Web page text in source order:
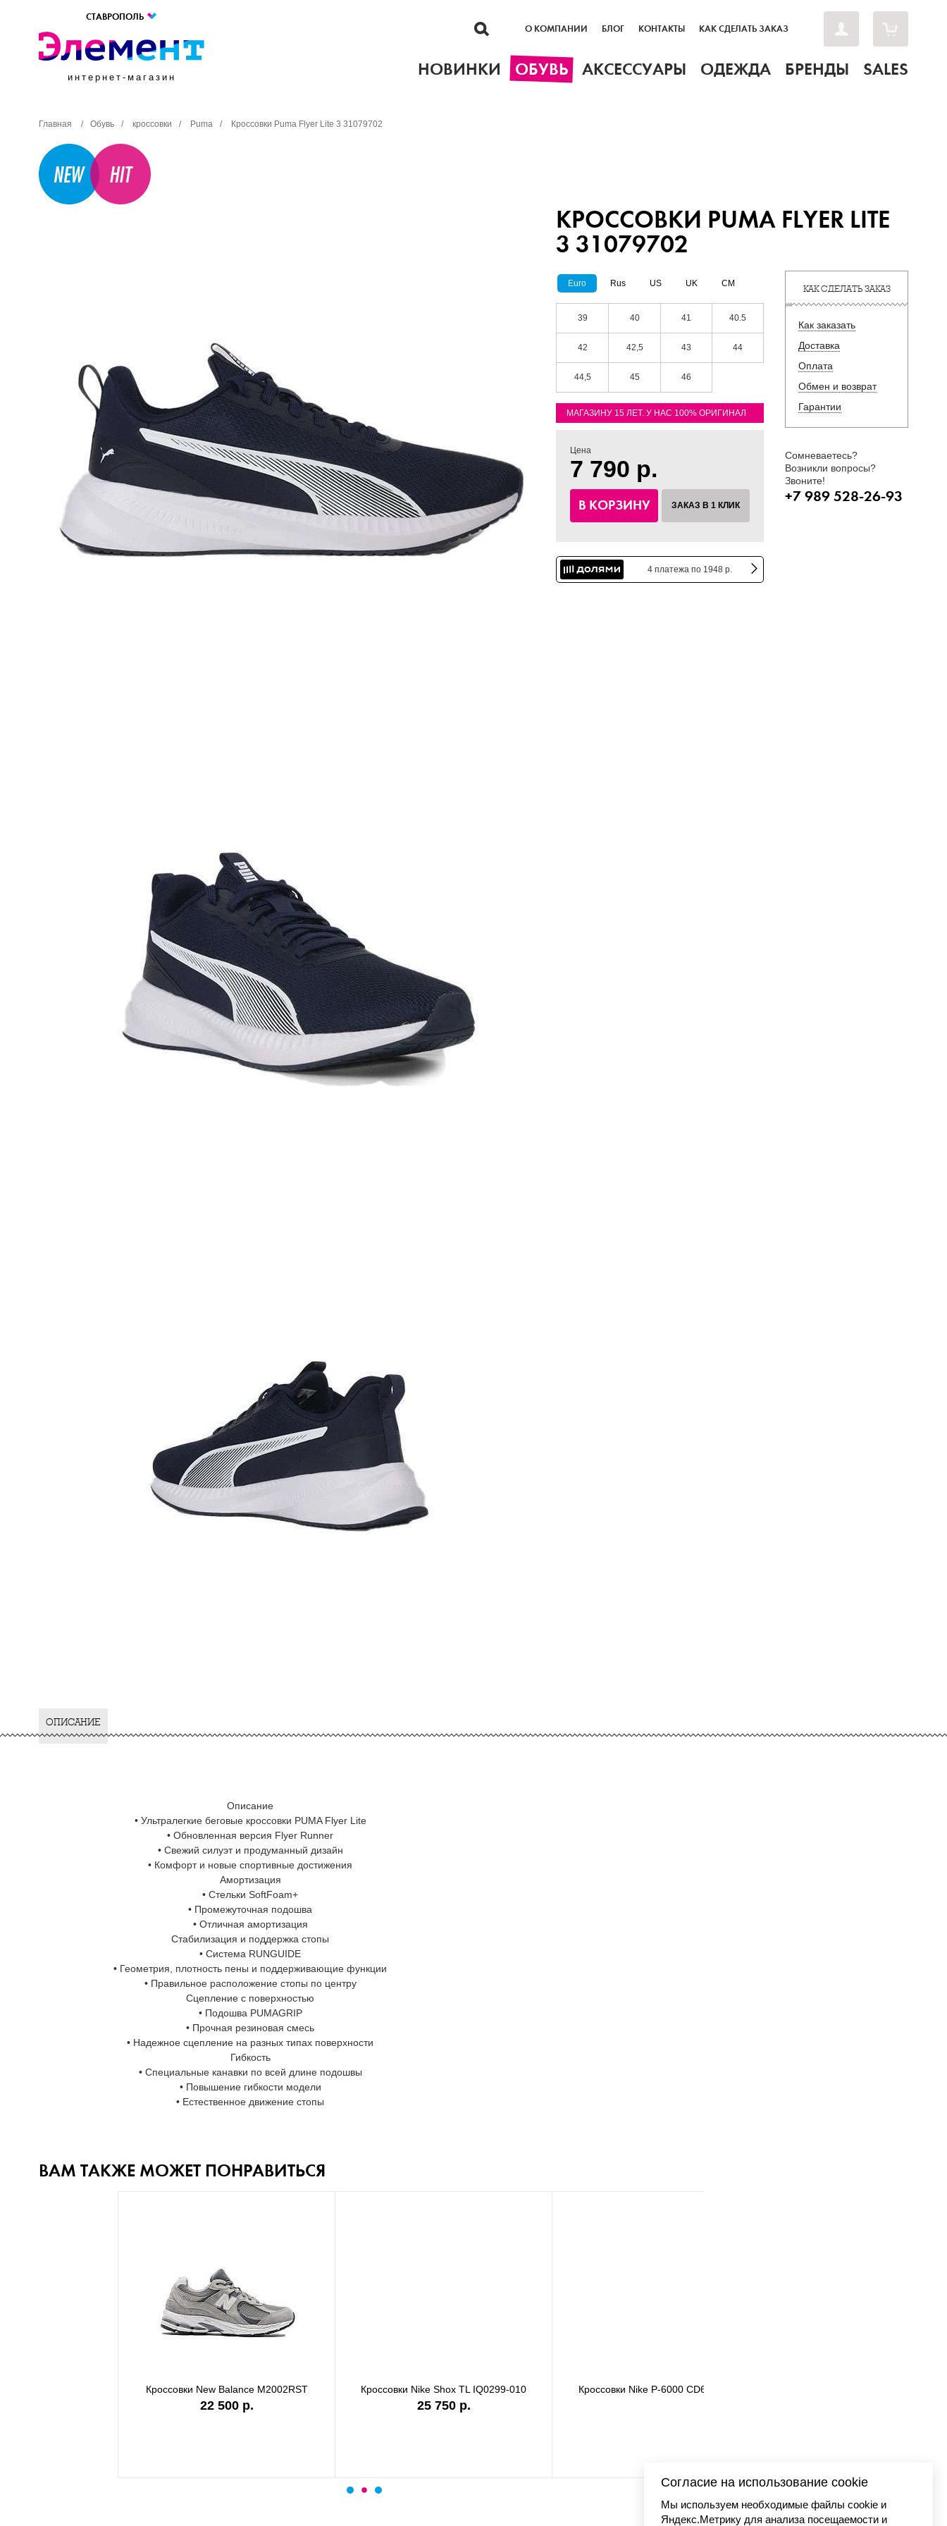
СТАВРОПОЛЬ
интернет-магазин
О КОМПАНИИ БЛОГ КОНТАКТЫ КАК СДЕЛАТЬ ЗАКАЗ
НОВИНКИ ОБУВЬ АКСЕССУАРЫ ОДЕЖДА БРЕНДЫ SALES
Главная / Обувь / кроссовки / Puma / Кроссовки Puma Flyer Lite 3 31079702
КРОССОВКИ PUMA FLYER LITE
3 31079702
Euro Rus US UK CM
39 40 41 40.5
42 42,5 43 44
44,5 45 46
МАГАЗИНУ 15 ЛЕТ. У НАС 100% ОРИГИНАЛ
Цена
7 790 р.
В КОРЗИНУ ЗАКАЗ В 1 КЛИК
4 платежа по 1948 р.
КАК СДЕЛАТЬ ЗАКАЗ
Как заказать
Доставка
Оплата
Обмен и возврат
Гарантии
Сомневаетесь?
Возникли вопросы?
Звоните!
+7 989 528-26-93
ОПИСАНИЕ
Описание
• Ультралегкие беговые кроссовки PUMA Flyer Lite
• Обновленная версия Flyer Runner
• Свежий силуэт и продуманный дизайн
• Комфорт и новые спортивные достижения
Амортизация
• Стельки SoftFoam+
• Промежуточная подошва
• Отличная амортизация
Стабилизация и поддержка стопы
• Система RUNGUIDE
• Геометрия, плотность пены и поддерживающие функции
• Правильное расположение стопы по центру
Сцепление с поверхностью
• Подошва PUMAGRIP
• Прочная резиновая смесь
• Надежное сцепление на разных типах поверхности
Гибкость
• Специальные канавки по всей длине подошвы
• Повышение гибкости модели
• Естественное движение стопы
ВАМ ТАКЖЕ МОЖЕТ ПОНРАВИТЬСЯ
Кроссовки New Balance M2002RST Кроссовки Nike Shox TL IQ0299-010 Кроссовки Nike P-6000 CD6404-030
Согласие на использование cookie
Мы используем необходимые файлы cookie и
Яндекс.Метрику для анализа посещаемости и